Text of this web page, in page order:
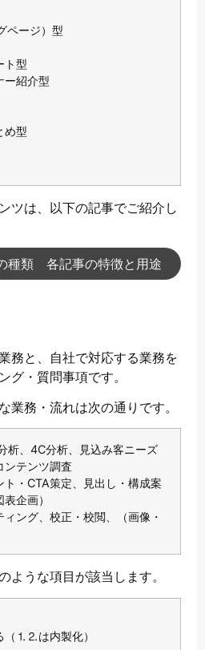
ページ）型
ト型
ー紹介型
め型
ツは、以下の記事でご紹介し
種類 各記事の特徴と用途
務と、自社で対応する業務を
グ・質問事項です。
業務・流れは次の通りです。
析、4C分析、見込み客ニーズ
ンテンツ調査
ト・CTA策定、見出し・構成案
企画）
ング、校正・校閲、（画像・
ような項目が該当します。
（⒈⒉は内製化）